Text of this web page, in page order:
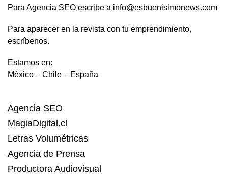
Para Agencia SEO escribe a info@esbuenisimonews.com
Para aparecer en la revista con tu emprendimiento,
escríbenos.
Estamos en:
México – Chile – España
Agencia SEO
MagiaDigital.cl
Letras Volumétricas
Agencia de Prensa
Productora Audiovisual